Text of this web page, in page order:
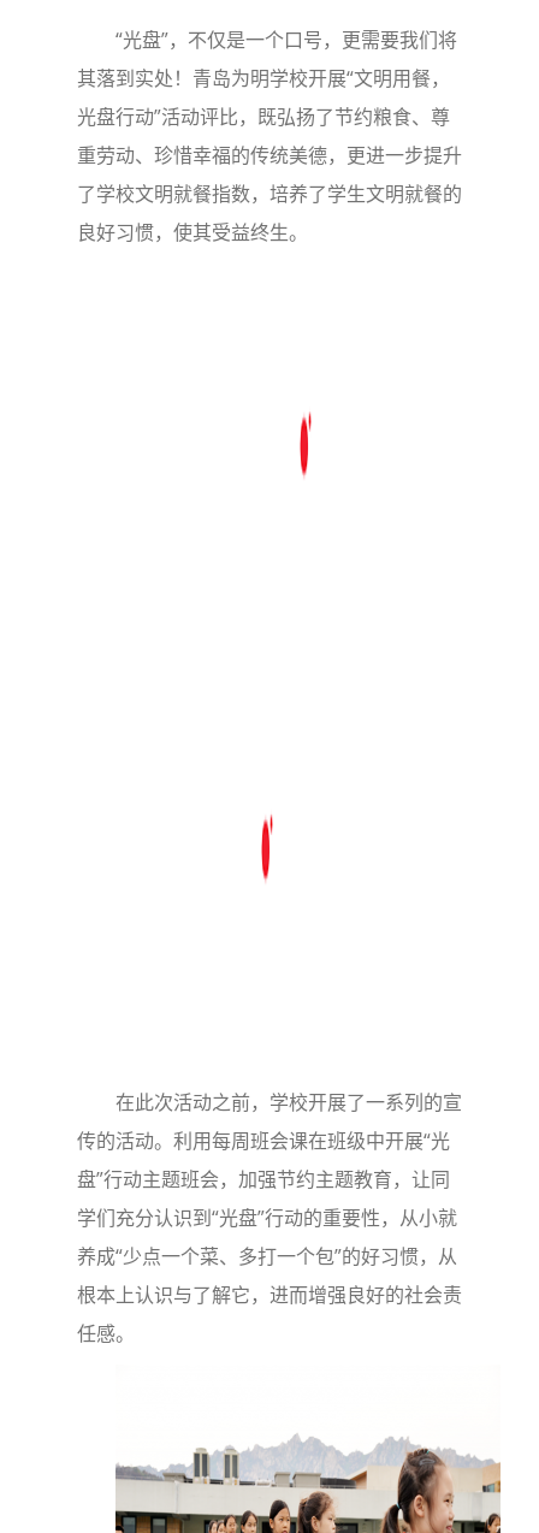
“光盘”，不仅是一个口号，更需要我们将
其落到实处！青岛为明学校开展“文明用餐，
光盘行动”活动评比，既弘扬了节约粮食、尊
重劳动、珍惜幸福的传统美德，更进一步提升
了学校文明就餐指数，培养了学生文明就餐的
良好习惯，使其受益终生。
在此次活动之前，学校开展了一系列的宣
传的活动。利用每周班会课在班级中开展“光
盘”行动主题班会，加强节约主题教育，让同
学们充分认识到“光盘”行动的重要性，从小就
养成“少点一个菜、多打一个包”的好习惯，从
根本上认识与了解它，进而增强良好的社会责
任感。